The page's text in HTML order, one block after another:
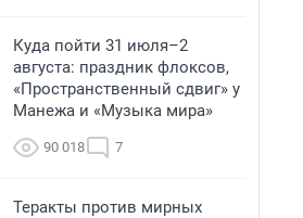
Куда пойти 31 июля–2
августа: праздник флоксов,
«Пространственный сдвиг» у
Манежа и «Музыка мира»
90 018 7
Теракты против мирных